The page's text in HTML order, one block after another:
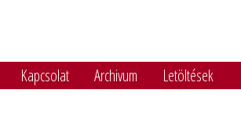
Kapcsolat Archivum Letöltések